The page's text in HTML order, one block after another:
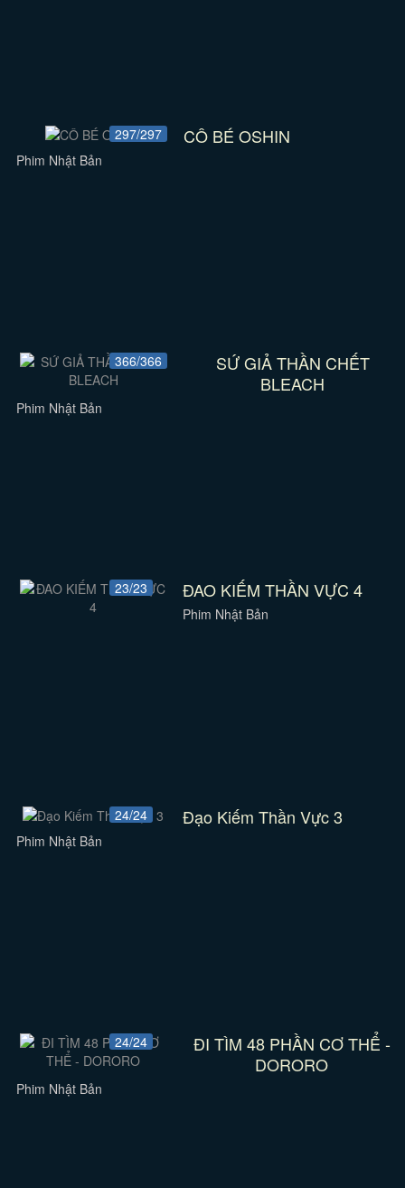
297/297 CÔ BÉ OSHIN
Phim Nhật Bản
366/366
SỨ GIẢ THẦN CHẾT
BLEACH
Phim Nhật Bản
23/23 ĐAO KIẾM THẦN VỰC 4
Phim Nhật Bản
24/24 Đạo Kiếm Thần Vực 3
Phim Nhật Bản
24/24
ĐI TÌM 48 PHẦN CƠ THỂ -
DORORO
Phim Nhật Bản